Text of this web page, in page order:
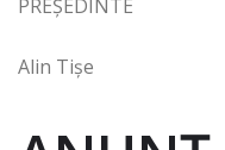
PREȘEDINTE
Alin Tișe